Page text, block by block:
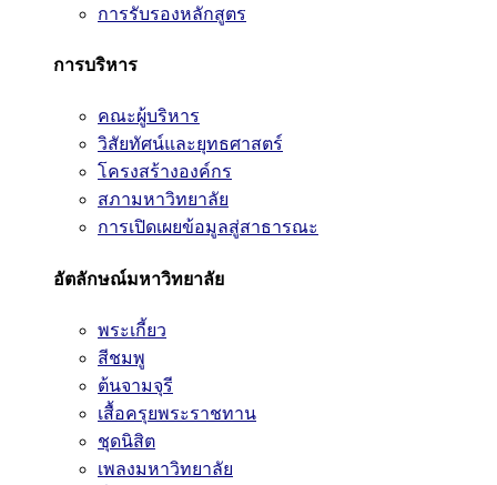
การรับรองหลักสูตร
การบริหาร
คณะผู้บริหาร
วิสัยทัศน์และยุทธศาสตร์
โครงสร้างองค์กร
สภามหาวิทยาลัย
การเปิดเผยข้อมูลสู่สาธารณะ
อัตลักษณ์มหาวิทยาลัย
พระเกี้ยว
สีชมพู
ต้นจามจุรี
เสื้อครุยพระราชทาน
ชุดนิสิต
เพลงมหาวิทยาลัย